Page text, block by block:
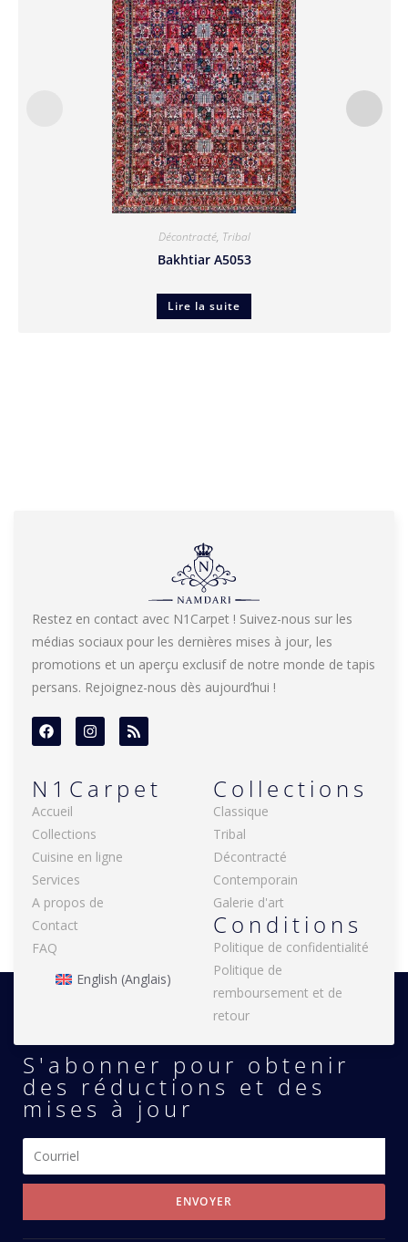
Décontracté, Tribal
Bakhtiar A5053
Lire la suite
N1Carpet
Accueil
Collections
Cuisine en ligne
Services
A propos de
Contact
FAQ
English (Anglais)
Collections
Classique
Tribal
Décontracté
Contemporain
Galerie d'art
Conditions
Politique de confidentialité
Politique de
remboursement et de
retour
Restez en contact avec N1Carpet ! Suivez-nous sur les
médias sociaux pour les dernières mises à jour, les
promotions et un aperçu exclusif de notre monde de tapis
persans. Rejoignez-nous dès aujourd’hui !
S'abonner pour obtenir
des réductions et des
mises à jour
ENVOYER